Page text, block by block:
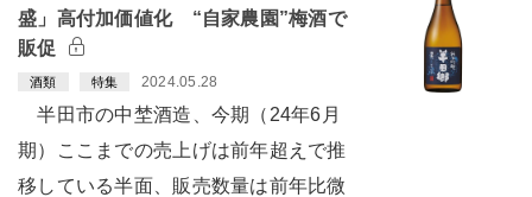
盛」高付加価値化 “自家農園”梅酒で
販促
酒類 特集 2024.05.28
半田市の中埜酒造、今期（24年6月
期）ここまでの売上げは前年超えで推
移している半面、販売数量は前年比微